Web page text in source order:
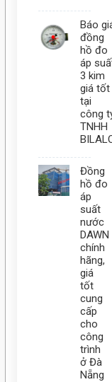
Báo
đồng
hồ đo
áp
3 kim
giá tốt
tại
công
TNHH
Đồng
hồ đo
áp
suất
nước
DAWN
chính
hãng,
giá
tốt
cung
cấp
cho
công
trình
ở Đà
Nẵng